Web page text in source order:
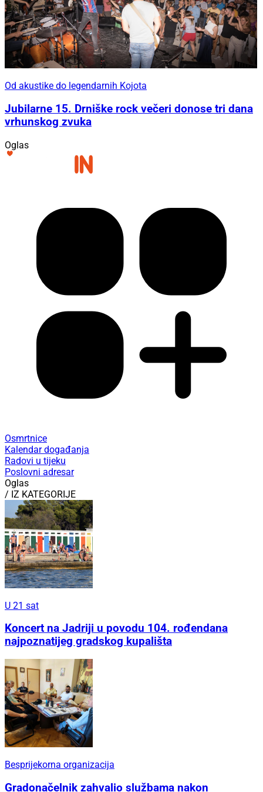
Od akustike do legendarnih Kojota
Jubilarne 15. Drniške rock večeri donose tri dana
vrhunskog zvuka
Oglas
Osmrtnice
Kalendar događanja
Radovi u tijeku
Poslovni adresar
Oglas
/ IZ KATEGORIJE
U 21 sat
Koncert na Jadriji u povodu 104. rođendana
najpoznatijeg gradskog kupališta
Besprijekorna organizacija
Gradonačelnik zahvalio službama nakon